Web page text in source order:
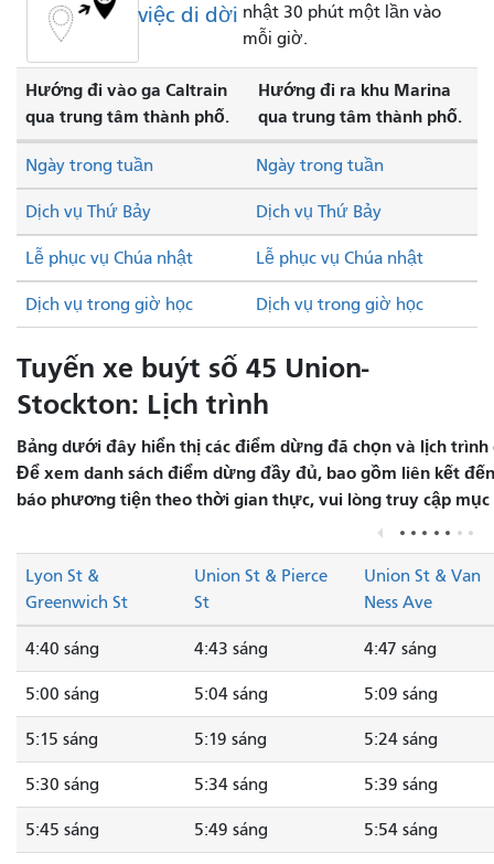
việc di dời nhật 30 phút một lần vào
mỗi giờ.
Hướng đi vào ga Caltrain
qua trung tâm thành phố.
Hướng đi ra khu Marina
qua trung tâm thành phố.
Dịch vụ Thứ Bảy Dịch vụ Thứ Bảy
Lễ phục vụ Chúa nhật Lễ phục vụ Chúa nhật
Ngày trong tuần Ngày trong tuần
Dịch vụ trong giờ học Dịch vụ trong giờ học
Tuyến xe buýt số 45 Union-
Stockton: Lịch trình
Bảng dưới đây hiển thị các điểm dừng đã chọn và lịch
Để xem danh sách điểm dừng đầy đủ, bao gồm liên kết
báo phương tiện theo thời gian thực, vui lòng truy cập mục
Lyon St &
Greenwich St
Union St & Pierce
St
Union St & Van
Ness Ave
4:40 sáng 4:43 sáng 4:47 sáng
5:00 sáng 5:04 sáng 5:09 sáng
5:15 sáng 5:19 sáng 5:24 sáng
5:30 sáng 5:34 sáng 5:39 sáng
5:45 sáng 5:49 sáng 5:54 sáng